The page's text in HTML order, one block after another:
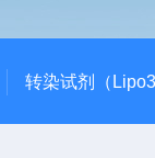
转染试剂（